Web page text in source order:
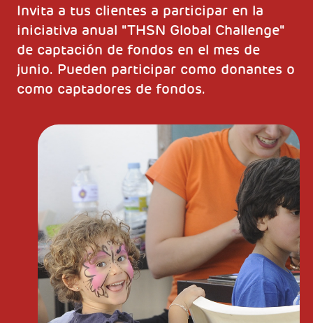
Invita a tus clientes a participar en la
iniciativa anual "THSN Global Challenge"
de captación de fondos en el mes de
junio. Pueden participar como donantes o
como captadores de fondos.